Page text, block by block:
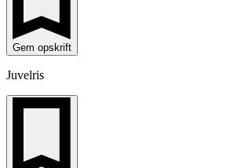
Gem opskrift
Juvelris